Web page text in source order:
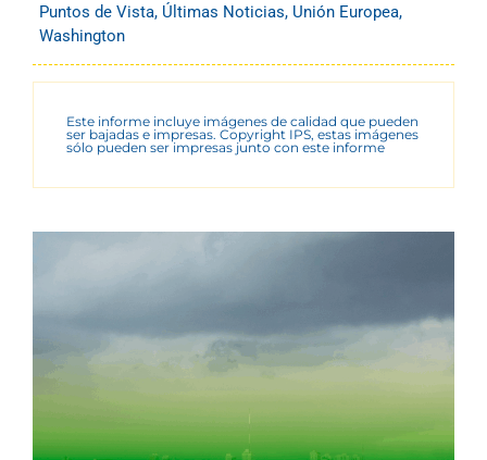
Puntos de Vista, Últimas Noticias, Unión Europea,
Washington
Este informe incluye imágenes de calidad que pueden
ser bajadas e impresas. Copyright IPS, estas imágenes
sólo pueden ser impresas junto con este informe